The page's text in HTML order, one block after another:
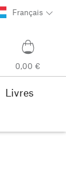
Français
0,00 €
Livres